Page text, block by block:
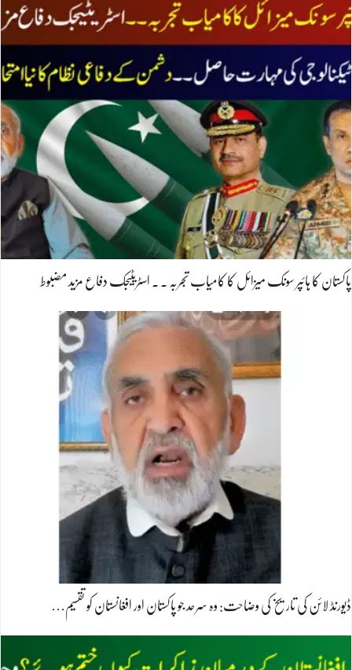
پاکستان کا ہائپر سونک میزائل کا کامیاب تجربہ ۔ ۔ اسٹریٹیجک دفاع مزید مضبوط
ڈیورنڈ لائن کی تاریخ کی وضاحت: وہ سرحد جو پاکستان اور افغانستان کو تقسیم…